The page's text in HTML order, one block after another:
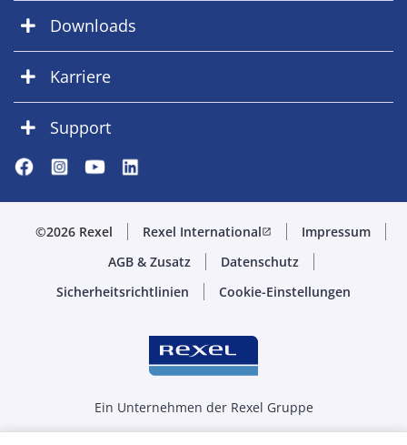
Downloads
Karriere
Support
©2026 Rexel Rexel Internationalopen_in_new
Impressum
AGB & Zusatz
Datenschutz
Sicherheitsrichtlinien
Cookie-Einstellungen
Ein Unternehmen der Rexel Gruppe